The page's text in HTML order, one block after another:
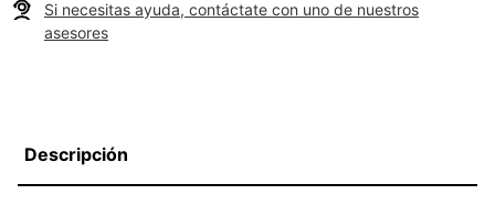
Si necesitas ayuda, contáctate con uno de nuestros
asesores
Descripción